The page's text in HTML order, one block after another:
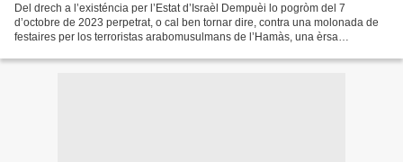
Del drech a l’existéncia per l’Estat d’Israèl Dempuèi lo pogròm del 7
d’octobre de 2023 perpetrat, o cal ben tornar dire, contra una molonada de
festaires per los terroristas arabomusulmans de l’Hamàs, una èrsa